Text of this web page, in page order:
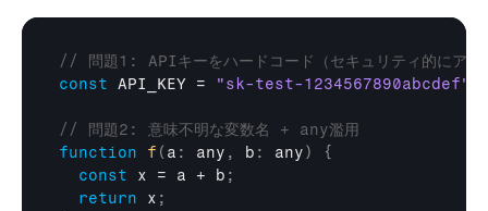
// 問題1: APIキーをハードコード（セキュリティ的にアウ
const API_KEY = "sk-test-1234567890abcdef"
// 問題2: 意味不明な変数名 + any濫用
function
f ( a : any , b : any)
{
const
x = a + b ;
return
x ;